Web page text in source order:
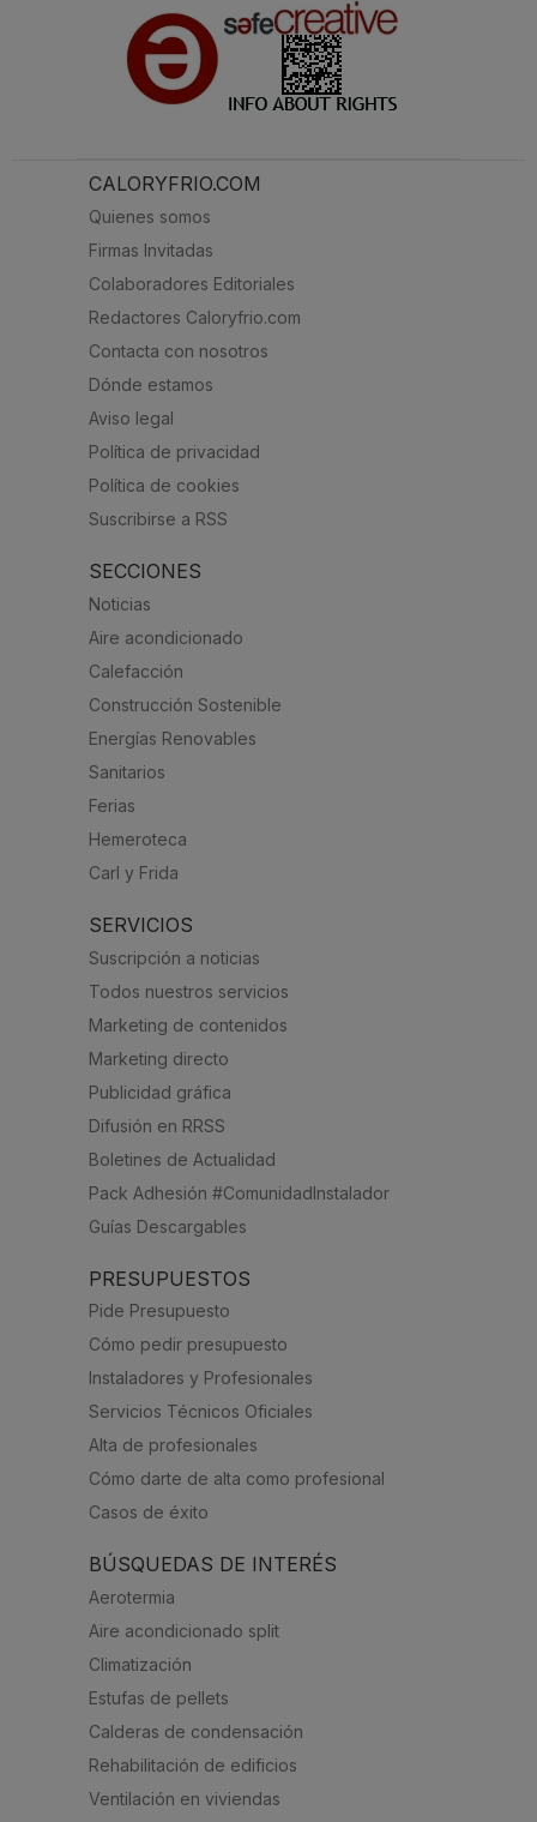
CALORYFRIO.COM
Quienes somos
Firmas Invitadas
Colaboradores Editoriales
Redactores Caloryfrio.com
Contacta con nosotros
Dónde estamos
Aviso legal
Política de privacidad
Política de cookies
Suscribirse a RSS
SECCIONES
Noticias
Aire acondicionado
Calefacción
Construcción Sostenible
Energías Renovables
Sanitarios
Ferias
Hemeroteca
Carl y Frida
SERVICIOS
Suscripción a noticias
Todos nuestros servicios
Marketing de contenidos
Marketing directo
Publicidad gráfica
Difusión en RRSS
Boletines de Actualidad
Pack Adhesión #ComunidadInstalador
Guías Descargables
PRESUPUESTOS
Pide Presupuesto
Cómo pedir presupuesto
Instaladores y Profesionales
Servicios Técnicos Oficiales
Alta de profesionales
Cómo darte de alta como profesional
Casos de éxito
BÚSQUEDAS DE INTERÉS
Aerotermia
Aire acondicionado split
Climatización
Estufas de pellets
Calderas de condensación
Rehabilitación de edificios
Ventilación en viviendas